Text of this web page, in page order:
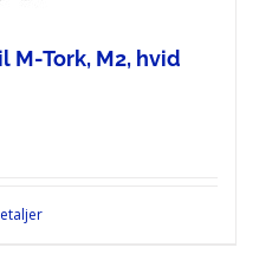
M-Tork, M2, hvid